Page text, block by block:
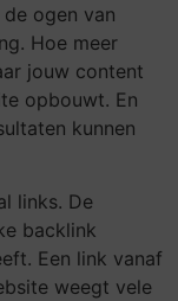
ogen van
Hoe meer
jouw content
opbouwt. En
kunnen
links. De
backlink
Een link vanaf
weegt vele